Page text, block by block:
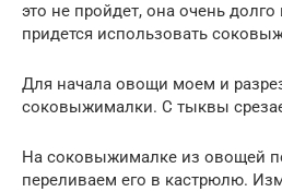
это не пройдет, она очень долго
придется использовать
Для начала овощи моем и
соковыжималки. С тыквы
На соковыжималке из овощей
переливаем его в кастрюлю.